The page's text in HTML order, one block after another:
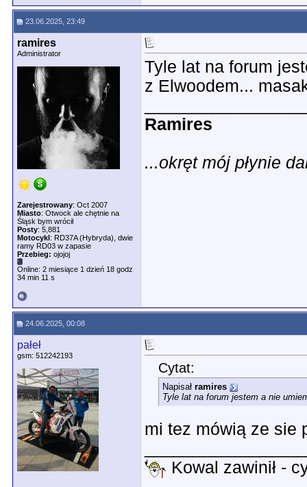
23.06.2025, 23:49
ramires
Administrator
Zarejestrowany: Oct 2007
Miasto: Otwock ale chętnie na
Śląsk bym wrócił
Posty: 5,881
Motocykl: RD37A (Hybryda), dwie
ramy RD03 w zapasie
Przebieg: ojojoj
Online: 2 miesiące 1 dzień 18 godz
34 min 11 s
Tyle lat na forum
z Elwoodem...
Ramires
...okręt mój płynie
24.06.2025, 00:08
pałeł
gsm: 512242193
Cytat:
Napisał ramires
Tyle lat na forum jestem a nie
mi tez mówią ze sie
Kowal zawinił -